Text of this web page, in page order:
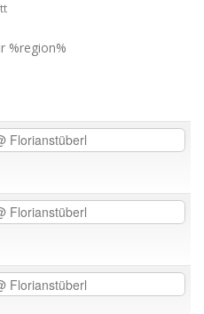
Florianstüberl
Florianstüberl
Florianstüberl